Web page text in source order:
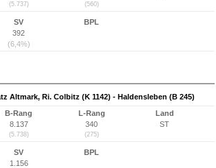
(5.737) (560)
SV
392
(6,4%)
BPL
Altmark, Ri. Colbitz (K 1142) - Haldensleben (B 245)
B-Rang
8.137
(5.738)
L-Rang
340
(275)
Land
ST
SV
1.156
BPL